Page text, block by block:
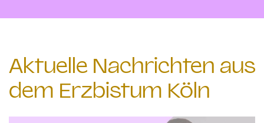
Aktuelle Nachrichten aus
dem Erzbistum Köln